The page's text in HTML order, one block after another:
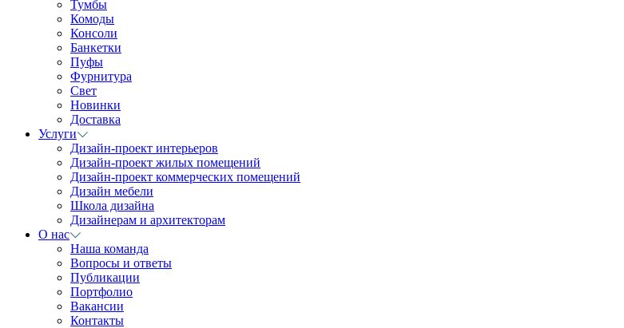
Тумбы
Комоды
Консоли
Банкетки
Пуфы
Фурнитура
Свет
Новинки
Доставка
Услуги
Дизайн-проект интерьеров
Дизайн-проект жилых помещений
Дизайн-проект коммерческих помещений
Дизайн мебели
Школа дизайна
Дизайнерам и архитекторам
О нас
Наша команда
Вопросы и ответы
Публикации
Портфолио
Вакансии
Контакты